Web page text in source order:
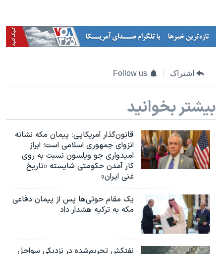
اشتراک Follow us
بیشتر بخوانید
قانون‌گذار آمریکایی: پیمان مکه نشانه
انزوای جمهوری اسلامی است؛ ابراز
امیدواری جو ویلسون نسبت به روی
کار آمدن حکومتی شایسته «تاریخ
غنی ایران»
یک مقام حوثی‌ها پس از پیمان دفاعی
مکه به ترکیه هشدار داد
نفتکش تحریم‌شده در نزدیکی سواحل